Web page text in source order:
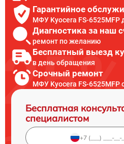
Гарантийное
МФУ Kyocera FS-6525MFP
Диагностика за наш
ремонт по желанию
Бесплатный выезд
в день обращения
Срочный ремонт
МФУ Kyocera FS-6525MFP
Бесплатная
специалистом